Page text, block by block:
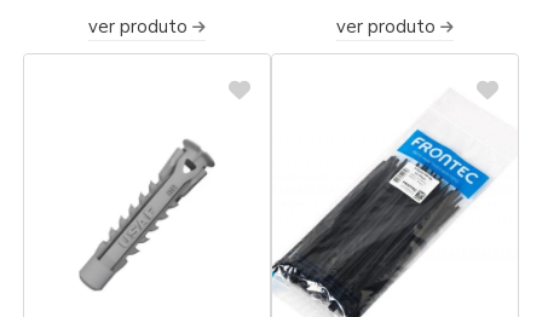
ver produto ver produto